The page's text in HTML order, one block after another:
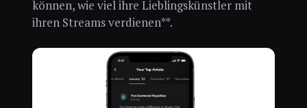
können, wie viel ihre Lieblingskünstler mit
ihren Streams verdienen**.